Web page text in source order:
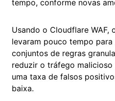
tempo, conforme novas
Usando o Cloudflare WAF,
levaram pouco tempo
conjuntos de regras
reduzir o tráfego malicioso
uma taxa de falsos
baixa.